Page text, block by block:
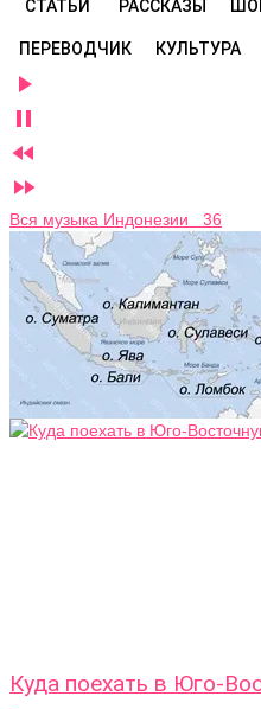
СТАТЬИ РАССКАЗЫ
ПЕРЕВОДЧИК КУЛЬТУРА




Вся музыка Индонезии 36
Куда поехать в Юго-